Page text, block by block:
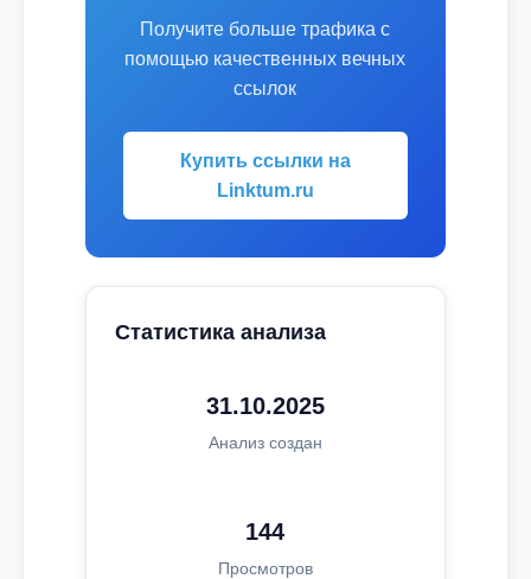
Получите больше трафика с
помощью качественных вечных
ссылок
Купить ссылки на
Linktum.ru
Статистика анализа
31.10.2025
Анализ создан
144
Просмотров